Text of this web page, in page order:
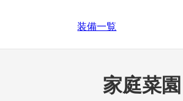
装備一覧
家庭菜園